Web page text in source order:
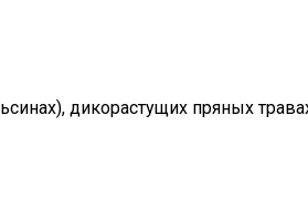
дикорастущих пряных